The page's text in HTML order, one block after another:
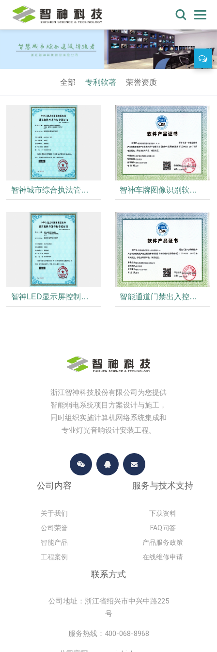
全部 专利软著 荣誉资质
智神城市综合执法管理平台VI.0 智神车牌图像识别软件VI.0.30产品证书
智神LED显示屏控制软件VI.0 智能通道门禁出入控制系统软件VI.0产品证书
浙江智神科技股份有限公司为您提供
智能弱电系统项目方案设计与施工，
同时组织实施计算机网络系统集成和
专业灯光音响设计安装工程。
公司内容
关于我们
公司荣誉
智能产品
工程案例
服务与技术支持
下载资料
FAQ问答
产品服务政策
在线维修申请
联系方式
公司地址：浙江省绍兴市中兴中路225
号
服务热线：400-068-8968